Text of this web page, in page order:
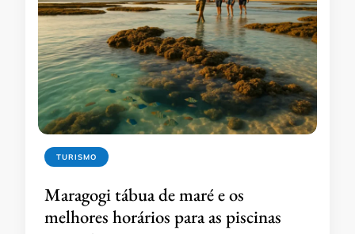
TURISMO
Maragogi tábua de maré e os
melhores horários para as piscinas